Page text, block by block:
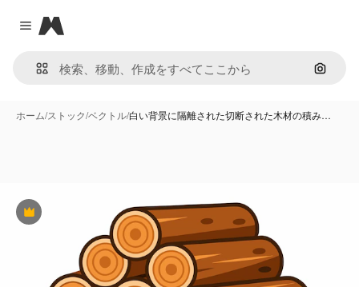
Close menu
Magnific
画像で
ホーム/ストック/ベクトル/白い背景に隔離された切断された木材の積み…
Premium